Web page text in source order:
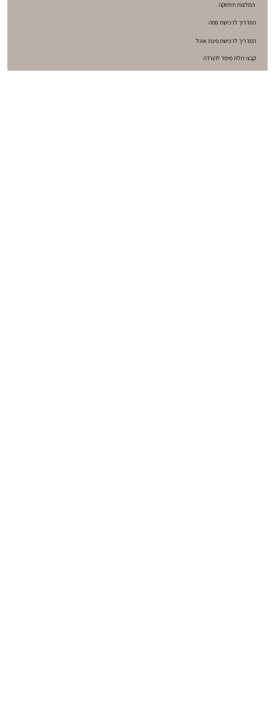
קבצי תלת מימד להורדה
המדריך לרכישת ספה
המדריך לרכישת פינת אוכל
המלצות תחזוקה